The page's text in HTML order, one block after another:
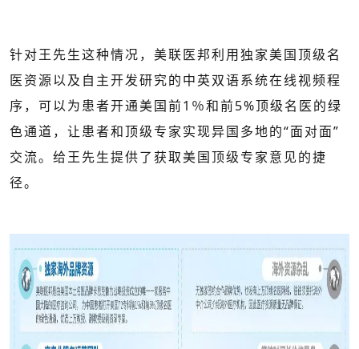
针对王先生这种情况，美联医邦利用独家美国顶级名
医资源以及自主开发研究的中英双语系统在线视频程
序，可以为患者开通美国前1％和前5%顶级名医的绿
色通道，让患者和顶级专家实现异国多地的“面对面”
交流。给王先生提供了获取美国顶级专家意见的捷
径。